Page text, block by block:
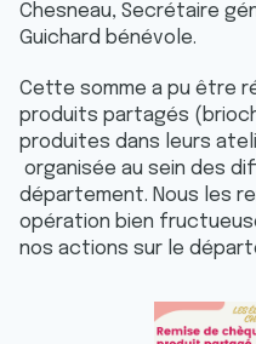
Chesneau, Secrétaire
Guichard bénévole.
Cette somme a pu être
produits partagés
produites dans leurs
organisée au sein des
département. Nous les
opération bien
nos actions sur le